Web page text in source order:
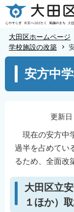
こ
の
ジ
大田区ホームページ
学校施設の改築
こ
安方中
更新日
現在の安方中
過半を占めてい
るため、全面改
大田区立
１ほか）